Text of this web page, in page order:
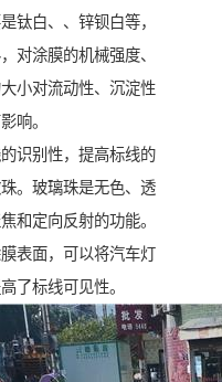
钛白、、锌钡白等，
对涂膜的机械强度、
小对流动性、沉淀性
响。
识别性，提高标线的
。玻璃珠是无色、透
和定向反射的功能。
表面，可以将汽车灯
了标线可见性。